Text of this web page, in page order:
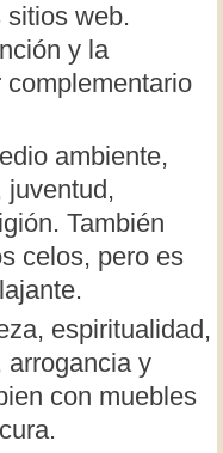
web.
y la
ambiente,
juventud,
También
celos, pero es
espiritualidad,
arrogancia y
con muebles